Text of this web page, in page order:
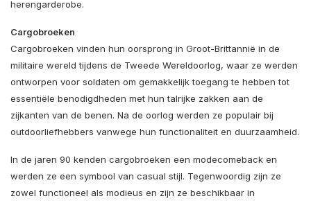
herengarderobe.
Cargobroeken
Cargobroeken vinden hun oorsprong in Groot-Brittannië in de
militaire wereld tijdens de Tweede Wereldoorlog, waar ze werden
ontworpen voor soldaten om gemakkelijk toegang te hebben tot
essentiële benodigdheden met hun talrijke zakken aan de
zijkanten van de benen. Na de oorlog werden ze populair bij
outdoorliefhebbers vanwege hun functionaliteit en duurzaamheid.
In de jaren 90 kenden cargobroeken een modecomeback en
werden ze een symbool van casual stijl. Tegenwoordig zijn ze
zowel functioneel als modieus en zijn ze beschikbaar in